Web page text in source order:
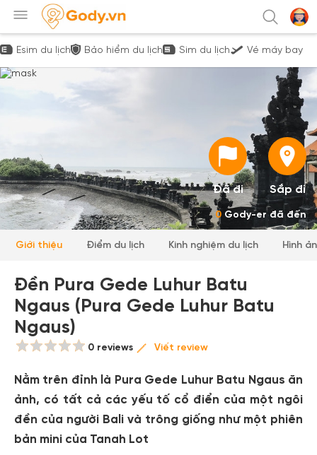
Esim du lịch Bảo hiểm du lịch Sim du lịch Vé máy bay
Đã đi Sắp đi
0 Gody-er đã đến
Giới thiệu Điểm du lịch Kinh nghiệm du lịch Hình
Đền Pura Gede Luhur Batu
Ngaus (Pura Gede Luhur Batu
Ngaus)
0 reviews Viết review
Nằm trên đỉnh là Pura Gede Luhur Batu Ngaus ăn
ảnh, có tất cả các yếu tố cổ điển của một ngôi
đền của người Bali và trông giống như một phiên
bản mini của Tanah Lot